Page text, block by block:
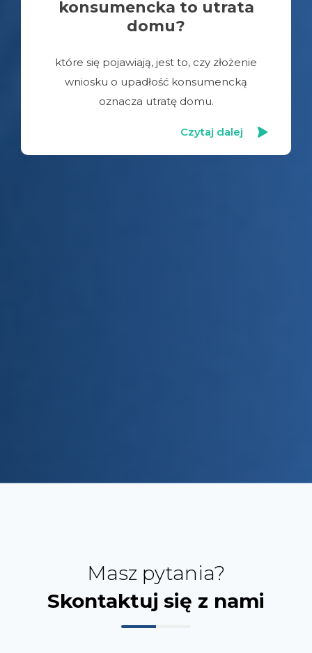
konsumencka to utrata
domu?
które się pojawiają, jest to, czy złożenie
wniosku o upadłość konsumencką
oznacza utratę domu.
Czytaj dalej
Masz pytania?
Skontaktuj się z nami